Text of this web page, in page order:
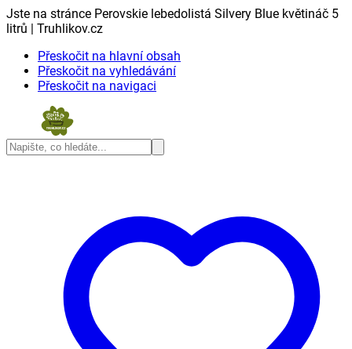
Jste na stránce Perovskie lebedolistá Silvery Blue květináč 5
litrů | Truhlikov.cz
Přeskočit na hlavní obsah
Přeskočit na vyhledávání
Přeskočit na navigaci